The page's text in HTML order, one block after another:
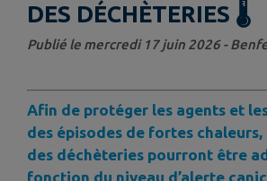
DES DÉCHÈTERIES 🌡️
Publié le mercredi 17 juin 2026 -
Afin de protéger les agents et
des épisodes de fortes
des déchèteries pourront être
fonction du niveau d’alerte